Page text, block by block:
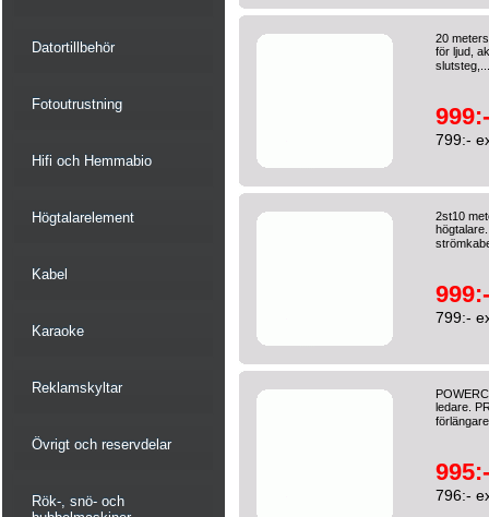
Datortillbehör
Fotoutrustning
Hifi och Hemmabio
Högtalarelement
Kabel
Karaoke
Reklamskyltar
Övrigt och reservdelar
Rök-, snö- och
20
för ljud,
999:-
799:-
2st10
999:-
799:-
ledare.
995:-
796:-